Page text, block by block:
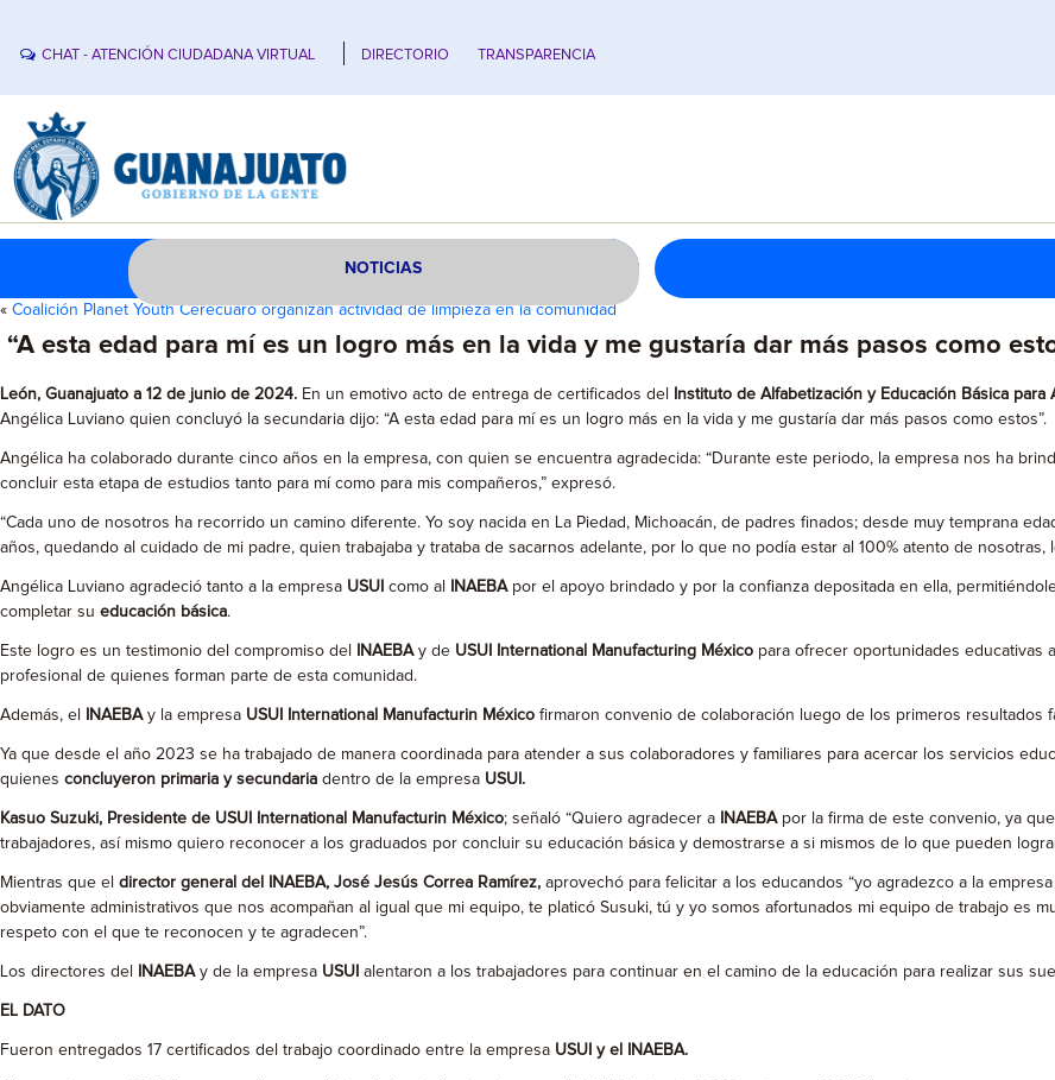
CHAT - ATENCIÓN CIUDADANA VIRTUAL DIRECTORIO TRANSPARENCIA
NOTICIAS
« Coalición Planet Youth Cerécuaro organizan actividad de limpieza en la comunidad
“A esta edad para mí es un logro más en la vida y me gustaría dar más pasos como
León, Guanajuato a 12 de junio de 2024. En un emotivo acto de entrega de certificados del Instituto de Alfabetización y Educación Básica para
Angélica Luviano quien concluyó la secundaria dijo: “A esta edad para mí es un logro más en la vida y me gustaría dar más pasos como estos”.
Angélica ha colaborado durante cinco años en la empresa, con quien se encuentra agradecida: “Durante este periodo, la empresa nos ha
concluir esta etapa de estudios tanto para mí como para mis compañeros,” expresó.
“Cada uno de nosotros ha recorrido un camino diferente. Yo soy nacida en La Piedad, Michoacán, de padres finados; desde muy temprana
años, quedando al cuidado de mi padre, quien trabajaba y trataba de sacarnos adelante, por lo que no podía estar al 100% atento de
Angélica Luviano agradeció tanto a la empresa USUI como al INAEBApor el apoyo brindado y por la confianza depositada en ella,
completar su educación básica.
Este logro es un testimonio del compromiso del INAEBAy de USUI International Manufacturing México para ofrecer oportunidades educativas
profesional de quienes forman parte de esta comunidad.
Además, el INAEBAy la empresa USUI International Manufacturin México firmaron convenio de colaboración luego de los primeros resultados
Ya que desde el año 2023 se ha trabajado de manera coordinada para atender a sus colaboradores y familiares para acercar los servicios
quienes concluyeron primaria y secundaria dentro de la empresa USUI.
Kasuo Suzuki, Presidente de USUI International Manufacturin México; señaló “Quiero agradecer a INAEBApor la firma de este convenio, ya
trabajadores, así mismo quiero reconocer a los graduados por concluir su educación básica y demostrarse a si mismos de lo que pueden
Mientras que el director general del INAEBA, José Jesús Correa Ramírez, aprovechó para felicitar a los educandos “yo agradezco a la
obviamente administrativos que nos acompañan al igual que mi equipo, te platicó Susuki, tú y yo somos afortunados mi equipo de trabajo es
respeto con el que te reconocen y te agradecen”.
Los directores del INAEBAy de la empresa USUI alentaron a los trabajadores para continuar en el camino de la educación para realizar sus
EL DATO
Fueron entregados 17 certificados del trabajo coordinado entre la empresa USUI y el INAEBA.